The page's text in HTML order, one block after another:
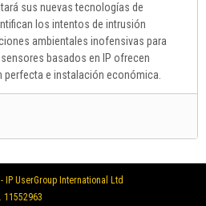
sus nuevas tecnologías de
los intentos de intrusión
ambientales inofensivas para
basados en IP ofrecen
e instalación económica.
UserGroup International Ltd
11552963